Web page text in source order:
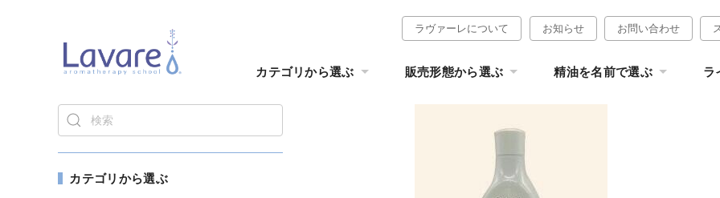
ラヴァーレについて お知らせ お問い合わせ
カテゴリから選ぶ 販売形態から選ぶ 精油を名前で選ぶ ラ
カテゴリから選ぶ